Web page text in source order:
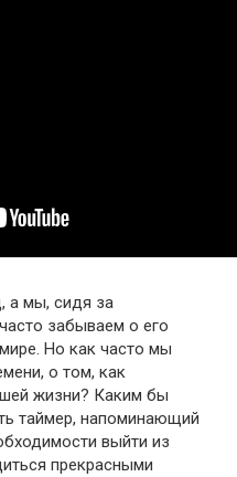
а мы, сидя за
забываем о его
Но как часто мы
о том, как
жизни? Каким бы
таймер, напоминающий
выйти из
прекрасными